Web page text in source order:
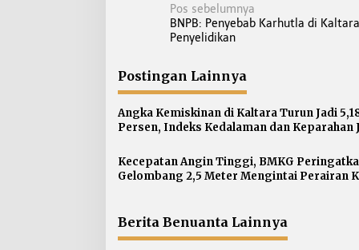
N
a
i
g
a
s
p
o
Pos sebelumnya
BNPB: Penyebab Karhutla di
Penyelidikan
Postingan Lainnya
Angka Kemiskinan di Kaltara Turun Jadi
Persen, Indeks Kedalaman dan Keparahan
Kecepatan Angin Tinggi, BMKG
Gelombang 2,5 Meter Mengintai Perairan
Berita Benuanta Lainnya